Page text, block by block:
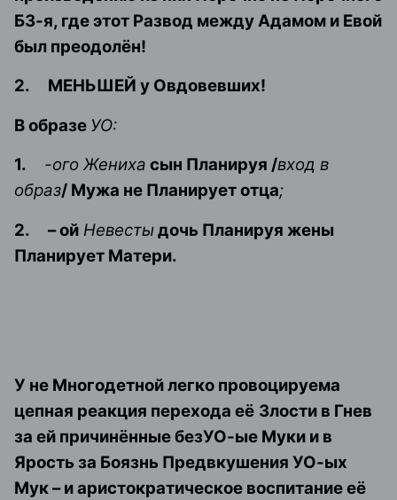
Б3-я, где этот Развод между Адамом и Евой
был преодолён!
2.
МЕНЬШЕЙ у Овдовевших!
В образе УО:
1.
-ого Жениха сын Планируя /вход в
образ/ Мужа не Планирует отца;
2.
– ой Невестыдочь Планируя жены
Планирует Матери.
У не Многодетной легко провоцируема
цепная реакция перехода её Злости в Гнев
за ей причинённые безУО-ые Муки и в
Ярость за Боязнь Предвкушения УО-ых
Мук – и аристократическое воспитание её